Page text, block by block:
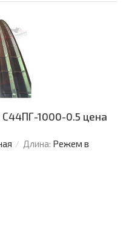
1000-0.5 цена
Длина: Режем в